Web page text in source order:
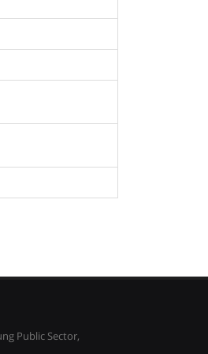
Public Sector,